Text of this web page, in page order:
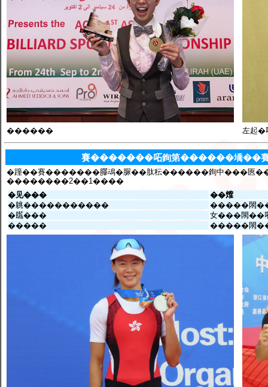
������ 左起
賽�������𠰴銁第������墧��
�蹱��賽�������𦠜䲰�脲��肽秐������銁中���
��������2��1����
�见���
��𤌍
�䠷�����������
�����閖
�𤾸���
女���閖
�����
�����閖